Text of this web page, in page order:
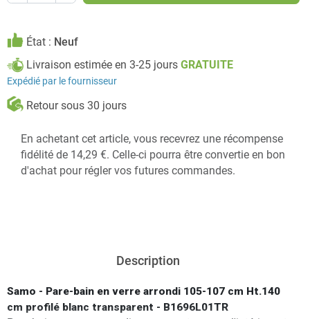
État : Neuf
Livraison estimée en 3-25 jours GRATUITE
Expédié par le fournisseur
Retour sous 30 jours
En achetant cet article, vous recevrez une récompense
fidélité de 14,29 €. Celle-ci pourra être convertie en bon
d'achat pour régler vos futures commandes.
Description
Samo - Pare-bain en verre arrondi 105-107 cm Ht.140
cm profilé blanc transparent - B1696L01TR